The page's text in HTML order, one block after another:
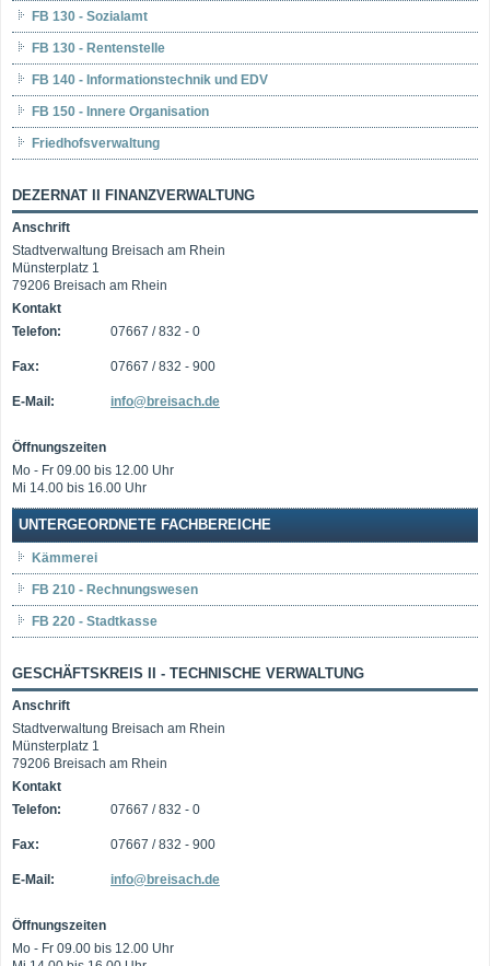
FB 130 - Sozialamt
FB 130 - Rentenstelle
FB 140 - Informationstechnik und EDV
FB 150 - Innere Organisation
Friedhofsverwaltung
DEZERNAT II FINANZVERWALTUNG
Anschrift
Stadtverwaltung Breisach am Rhein
Münsterplatz 1
79206 Breisach am Rhein
Kontakt
Telefon:
07667 / 832 - 0
Fax: 07667 / 832 - 900
E-Mail: info@breisach.de
Öffnungszeiten
Mo - Fr 09.00 bis 12.00 Uhr
Mi 14.00 bis 16.00 Uhr
UNTERGEORDNETE FACHBEREICHE
Kämmerei
FB 210 - Rechnungswesen
FB 220 - Stadtkasse
GESCHÄFTSKREIS II - TECHNISCHE VERWALTUNG
Anschrift
Stadtverwaltung Breisach am Rhein
Münsterplatz 1
79206 Breisach am Rhein
Kontakt
Telefon:
07667 / 832 - 0
Fax: 07667 / 832 - 900
E-Mail: info@breisach.de
Öffnungszeiten
Mo - Fr 09.00 bis 12.00 Uhr